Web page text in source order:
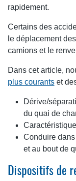
rapidement.
Certains des
le déplacement
camions et le
Dans cet article,
plus courants et
Dérive/
du quai de
Conduire
et au bout de
Dispositifs de